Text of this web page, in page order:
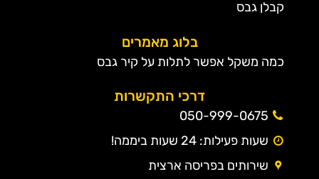
קבלן גבס
בלוג מאמרים
כמה משקל אפשר לתלות על קיר גבס
דרכי התקשרות
050-999-0675
שעות פעילות: 24 שעות ביממה!
שירותים בפריסה ארצית